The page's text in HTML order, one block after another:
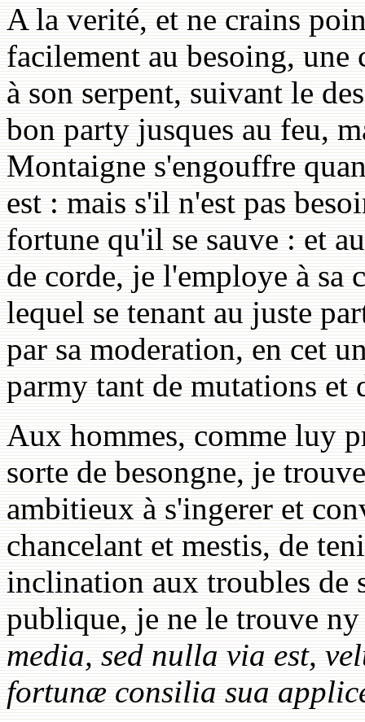
A la verité, et ne crains
facilement au besoing,
à son serpent, suivant le
bon party jusques au feu,
Montaigne s'engouffre
est : mais s'il n'est pas
fortune qu'il se sauve : et
de corde, je l'employe à sa
lequel se tenant au juste
par sa moderation, en cet
parmy tant de mutations et
Aux hommes, comme luy
sorte de besongne, je
ambitieux à s'ingerer et
chancelant et mestis, de
inclination aux troubles de
publique, je ne le trouve
media, sed nulla via est,
fortunæ consilia sua